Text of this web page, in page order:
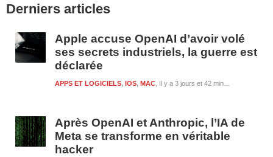
latérale
Derniers articles
Apple accuse OpenAI d’avoir volé
ses secrets industriels, la guerre est
déclarée
Il y a 3 jours et 42 minutes
APPS ET LOGICIELS, IOS, MAC
Après OpenAI et Anthropic, l’IA de
Meta se transforme en véritable
hacker